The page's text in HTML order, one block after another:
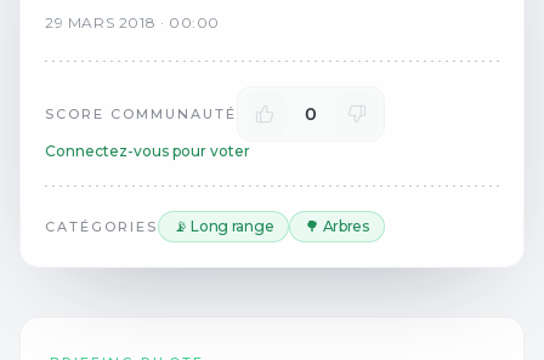
29 MARS 2018 · 00:00
SCORE COMMUNAUTÉ 0
Connectez-vous pour voter
CATÉGORIES 📡 Long range 🌳 Arbres